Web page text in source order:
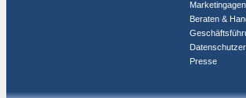
Beraten &
Presse